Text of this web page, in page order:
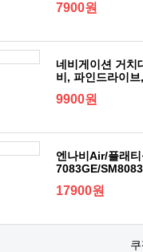
7900원
네비게이션 거치
비, 파인드라이
9900원
엔나비Air/플래
7083GE/
17900원